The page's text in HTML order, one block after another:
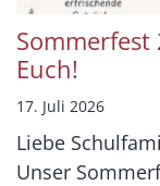
Euch!
17. Juli 2026
Liebe
Unser